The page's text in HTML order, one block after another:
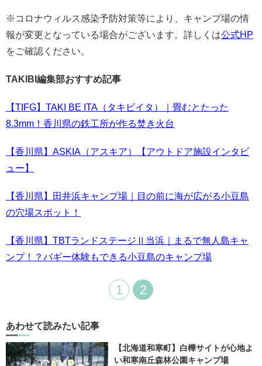
※コロナウィルス感染予防対策等により、キャンプ場の情
報が変更となっている場合がございます。詳しくは公式HP
をご確認ください。
TAKIBI編集部おすすめ記事
【TIFG】TAKI BE ITA（タキビイタ）｜畳むとたった
8.3mm！香川県の鉄工所が作る焚き火台
【香川県】ASKIA（アスキア）【アウトドア施設インタビ
ュー】
【香川県】田井浜キャンプ場｜目の前に海が広がる小豆島
の穴場スポット！
【香川県】TBTランドステージⅡ当浜｜まるで無人島キャ
ンプ！？バギー体験もできる小豆島のキャンプ場
1 2
あわせて読みたい記事
【北海道和寒町】白樺サイトが心地よ
い和寒南丘森林公園キャンプ場